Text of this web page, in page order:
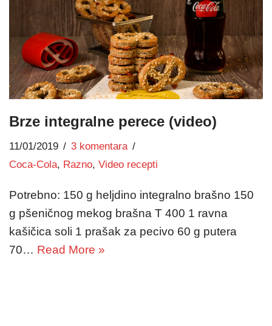
Brze integralne perece (video)
11/01/2019
3 komentara
Coca-Cola, Razno, Video recepti
Potrebno: 150 g heljdino integralno brašno 150
g pšeničnog mekog brašna T 400 1 ravna
kašičica soli 1 prašak za pecivo 60 g putera
70… Read More »